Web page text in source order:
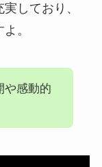
しており、
。
や感動的